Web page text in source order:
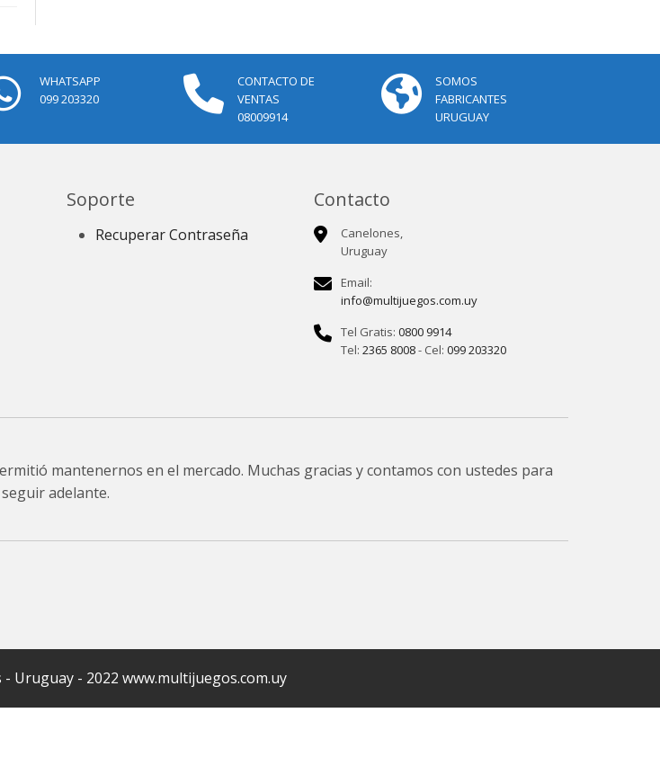
WHATSAPP
099 203320
CONTACTO DE
VENTAS
08009914
SOMOS
FABRICANTES
URUGUAY
Soporte
Recuperar Contraseña
Contacto
Canelones,
Uruguay
Email:
info@multijuegos.com.uy
Tel Gratis: 0800 9914
Tel: 2365 8008- Cel: 099 203320
mantenernos en el mercado. Muchas gracias y contamos con ustedes para
seguir adelante.
Uruguay - 2022 www.multijuegos.com.uy